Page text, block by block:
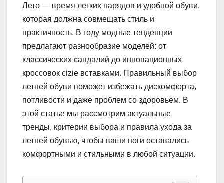
Лето — время легких нарядов и удобной обуви,
которая должна совмещать стиль и
практичность. В году модные тенденции
предлагают разнообразие моделей: от
классических сандалий до инновационных
кроссовок сizie вставками. Правильный выбор
летней обуви поможет избежать дискомфорта,
потливости и даже проблем со здоровьем. В
этой статье мы рассмотрим актуальные
тренды, критерии выбора и правила ухода за
летней обувью, чтобы ваши ноги оставались
комфортными и стильными в любой ситуации.